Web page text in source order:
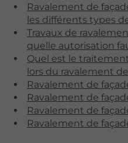
Ravalement de
les différents types
Travaux de
quelle autorisation
Quel est le
lors du ravalement
Ravalement de
Ravalement de
Ravalement de
Ravalement de